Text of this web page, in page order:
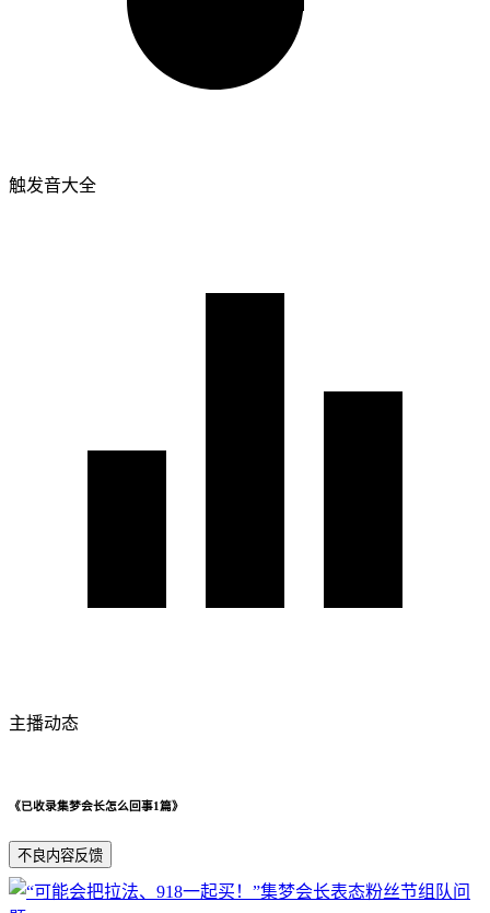
触发音大全
主播动态
《已收录集梦会长怎么回事1篇》
不良内容反馈